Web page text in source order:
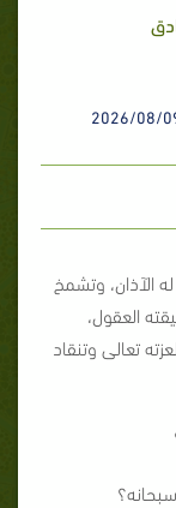
2026/08/
الآذان، وتشمخ
العقول،
تعالى وتنقاد